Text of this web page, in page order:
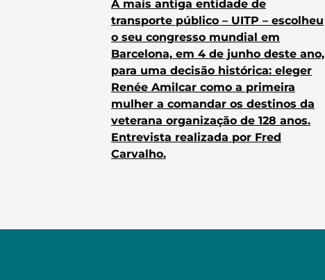
A mais antiga entidade de
transporte público – UITP – escolheu
o seu congresso mundial em
Barcelona, em 4 de junho deste ano,
para uma decisão histórica: eleger
Renée Amilcar como a primeira
mulher a comandar os destinos da
veterana organização de 128 anos.
Entrevista realizada por Fred
Carvalho.